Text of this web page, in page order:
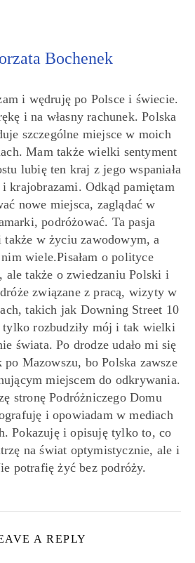
Bochenek
i wędruję po Polsce i świecie.
i na własny rachunek. Polska
szczególne miejsce w moich
Mam także wielki sentyment
lubię ten kraj z jego wspaniała
krajobrazami. Odkąd pamiętam
nowe miejsca, zaglądać w
podróżować. Ta pasja
także w życiu zawodowym, a
wiele.Pisałam o polityce
ale także o zwiedzaniu Polski i
związane z pracą, wizyty w
takich jak Downing Street 10
tylko rozbudziły mój i tak wielki
świata. Po drodze udało mi się
po Mazowszu, bo Polska zawsze
miejscem do odkrywania.
stronę Podróżniczego Domu
i opowiadam w mediach
Pokazuję i opisuję tylko to, co
na świat optymistycznie, ale i
potrafię żyć bez podróży.
A REPLY